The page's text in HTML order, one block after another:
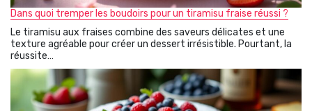
Dans quoi tremper les boudoirs pour un tiramisu fraise réussi ?
Le tiramisu aux fraises combine des saveurs délicates et une
texture agréable pour créer un dessert irrésistible. Pourtant, la
réussite…